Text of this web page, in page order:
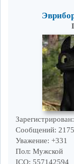
Зарегистрирован
Сообщений: 2175
Уважение: +331
Пол: Мужской
ICQ: 557142594